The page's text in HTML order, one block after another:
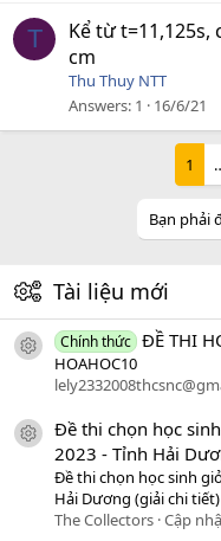
T
Kể từ
cm
Thu Thuy NTT
Answers 1 16/6/21
1
Bạn phải
Tài liệu mới
icon tài liệu
Chính thức ĐỀ THI
HOAHOC10
icon tài liệu
Đề thi chọn học
2023 - Tỉnh Hải
Đề thi chọn học sinh
Hải Dương (giải chi tiết)
The Collectors Cập